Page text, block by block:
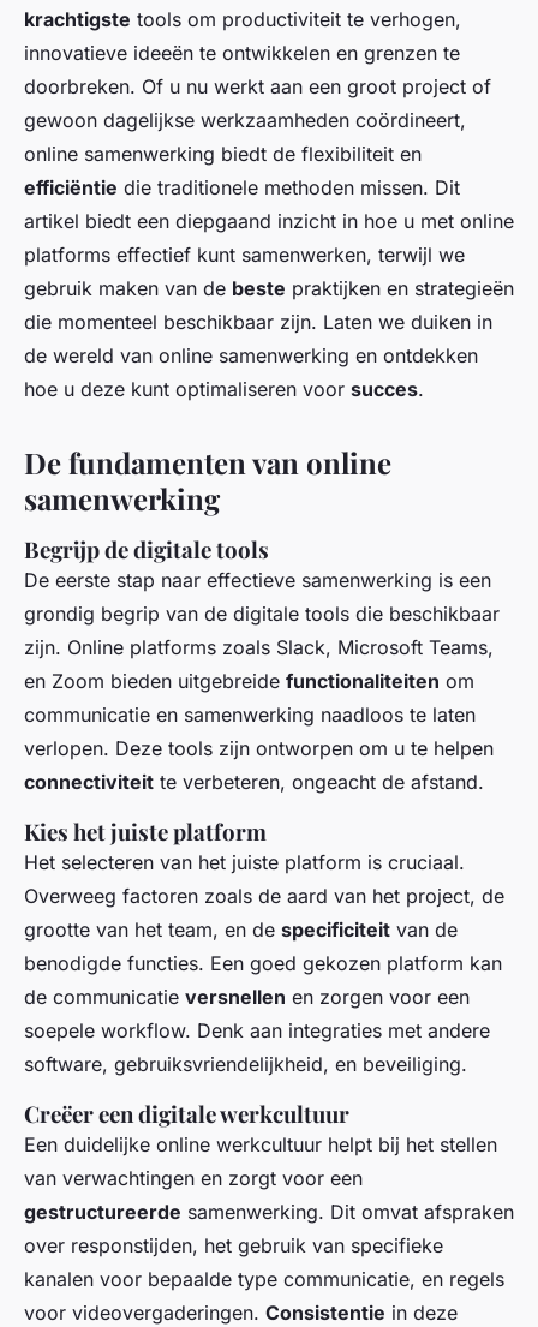
krachtigste tools om productiviteit te verhogen,
innovatieve ideeën te ontwikkelen en grenzen te
doorbreken. Of u nu werkt aan een groot project of
gewoon dagelijkse werkzaamheden coördineert,
online samenwerking biedt de flexibiliteit en
efficiëntie die traditionele methoden missen. Dit
artikel biedt een diepgaand inzicht in hoe u met online
platforms effectief kunt samenwerken, terwijl we
gebruik maken van de beste praktijken en strategieën
die momenteel beschikbaar zijn. Laten we duiken in
de wereld van online samenwerking en ontdekken
hoe u deze kunt optimaliseren voor succes.
De fundamenten van online
samenwerking
Begrijp de digitale tools
De eerste stap naar effectieve samenwerking is een
grondig begrip van de digitale tools die beschikbaar
zijn. Online platforms zoals Slack, Microsoft Teams,
en Zoom bieden uitgebreide functionaliteiten om
communicatie en samenwerking naadloos te laten
verlopen. Deze tools zijn ontworpen om u te helpen
connectiviteit te verbeteren, ongeacht de afstand.
Kies het juiste platform
Het selecteren van het juiste platform is cruciaal.
Overweeg factoren zoals de aard van het project, de
grootte van het team, en de specificiteit van de
benodigde functies. Een goed gekozen platform kan
de communicatie versnellen en zorgen voor een
soepele workflow. Denk aan integraties met andere
software, gebruiksvriendelijkheid, en beveiliging.
Creëer een digitale werkcultuur
Een duidelijke online werkcultuur helpt bij het stellen
van verwachtingen en zorgt voor een
gestructureerde samenwerking. Dit omvat afspraken
over responstijden, het gebruik van specifieke
kanalen voor bepaalde type communicatie, en regels
voor videovergaderingen. Consistentie in deze